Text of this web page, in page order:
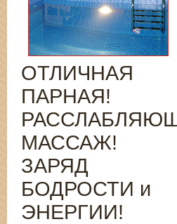
ОТЛИЧНАЯ
ПАРНАЯ!
МАССАЖ!
ЗАРЯД
БОДРОСТИ и
ЭНЕРГИИ!